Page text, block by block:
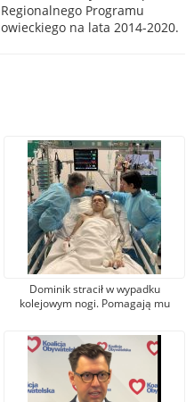
Programu
na lata 2014-2020.
Dominik stracił w wypadku
kolejowym nogi. Pomagają mu
przekazał na leczenie 100 tys. zł!